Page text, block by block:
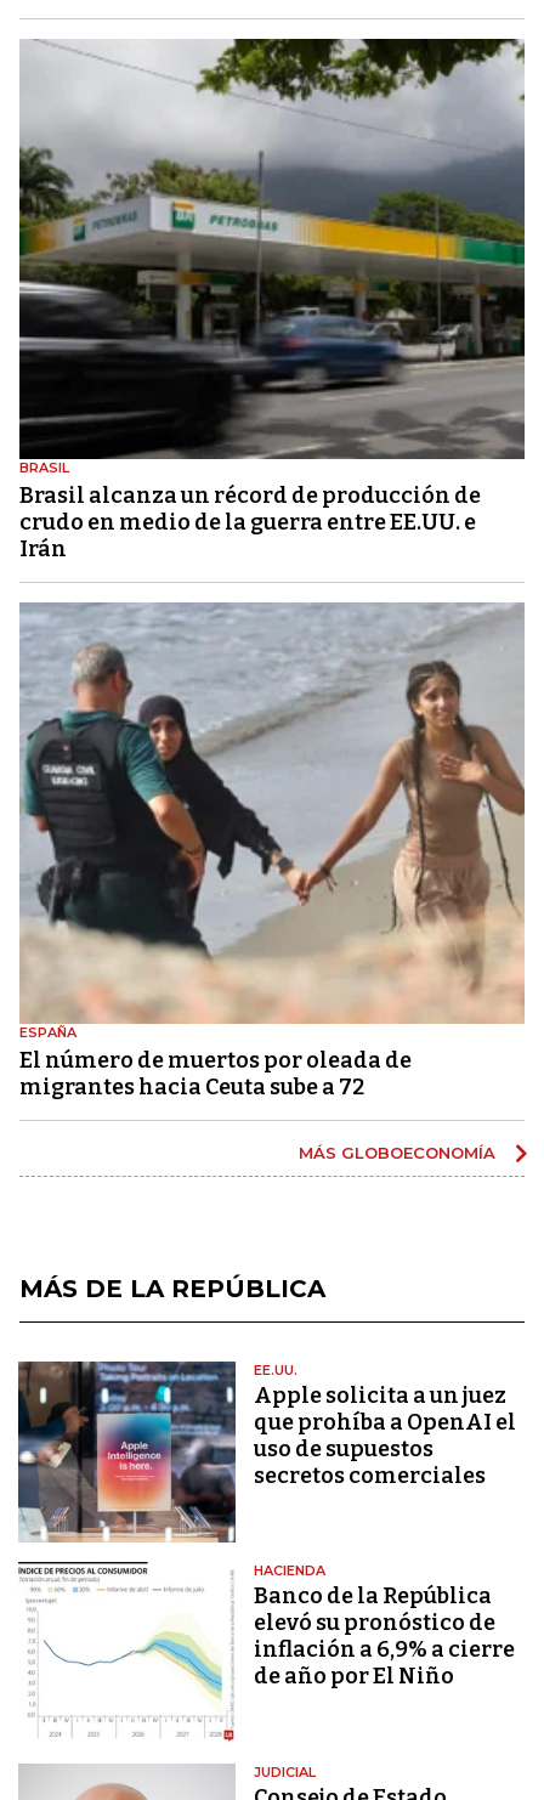
BRASIL
Brasil alcanza un récord de producción de
crudo en medio de la guerra entre EE.UU. e
Irán
ESPAÑA
El número de muertos por oleada de
migrantes hacia Ceuta sube a 72
MÁS GLOBOECONOMÍA
MÁS DE LA REPÚBLICA
EE.UU.
Apple solicita a un juez
que prohíba a OpenAI el
uso de supuestos
secretos comerciales
HACIENDA
Banco de la República
elevó su pronóstico de
inflación a 6,9% a cierre
de año por El Niño
JUDICIAL